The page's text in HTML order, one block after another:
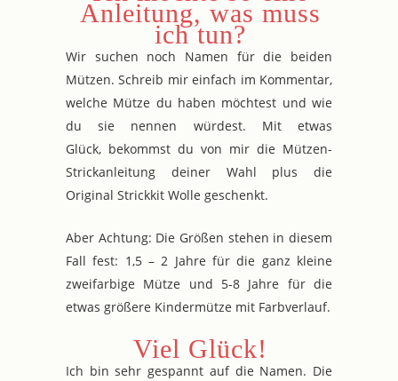
Anleitung, was muss
ich tun?
Wir suchen noch Namen für die beiden
Mützen. Schreib mir einfach im Kommentar,
welche Mütze du haben möchtest und wie
du sie nennen würdest. Mit etwas
Glück, bekommst du von mir die Mützen-
Strickanleitung deiner Wahl plus die
Original Strickkit Wolle geschenkt.
Aber Achtung: Die Größen stehen in diesem
Fall fest: 1,5 – 2 Jahre für die ganz kleine
zweifarbige Mütze und 5-8 Jahre für die
etwas größere Kindermütze mit Farbverlauf.
Viel Glück!
Ich bin sehr gespannt auf die Namen. Die